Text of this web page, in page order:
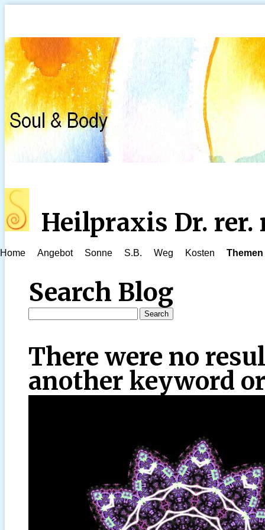
Heilpraxis Dr. rer.
Home Angebot Sonne S.B. Weg Kosten Themen
Search Blog
There were no
another keyword